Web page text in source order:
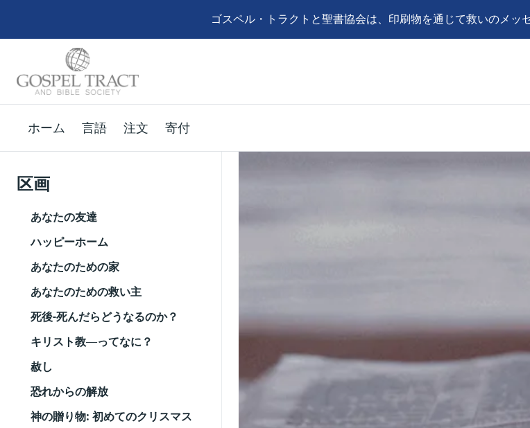
ゴスペル・トラクトと聖書協会は、印刷物を通じて救いのメッ
ホーム 言語 注文 寄付
区画
あなたの友達
ハッピーホーム
あなたのための家
あなたのための救い主
死後-死んだらどうなるのか？
キリスト教―ってなに？
赦し
恐れからの解放
神の贈り物: 初めてのクリスマス